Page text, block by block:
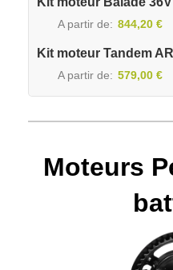
A partir de 844,20 €
Kit moteur Tandem
A partir de 579,00 €
Moteurs